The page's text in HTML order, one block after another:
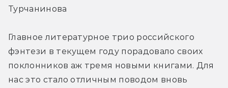
Турчанинова
Главное литературное трио российского
фэнтези в текущем году порадовало своих
поклонников аж тремя новыми книгами. Для
нас это стало отличным поводом вновь